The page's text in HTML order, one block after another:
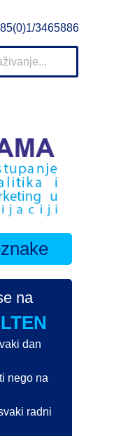
3465886
na
dan
nego na
radni